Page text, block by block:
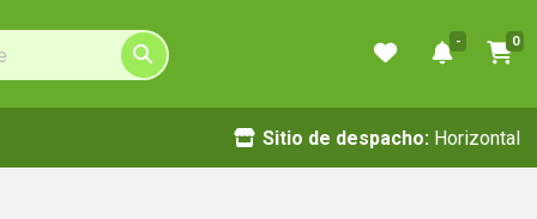
- 0
Sitio de despacho: Horizontal